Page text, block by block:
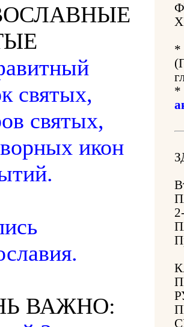
святых,
святых,
икон
ВАЖНО:
*
*